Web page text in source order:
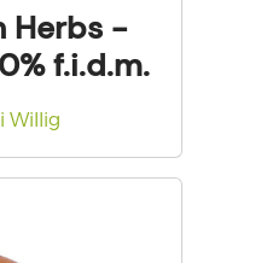
Herbs -
f.i.d.m.
Willig